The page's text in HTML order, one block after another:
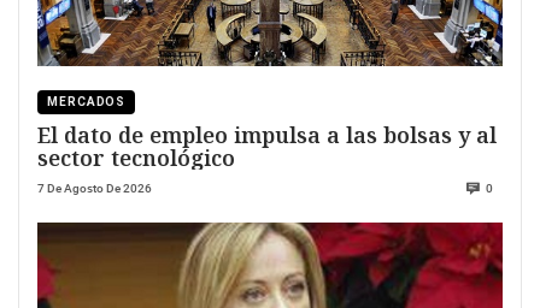
MERCADOS
El dato de empleo impulsa a las bolsas y al
sector tecnológico
7 De Agosto De 2026 0